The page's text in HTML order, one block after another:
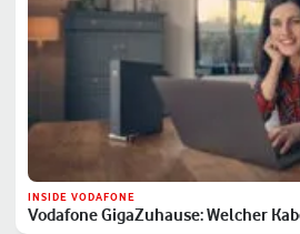
INSIDE VODAFONE
Vodafone GigaZuhause: Welcher